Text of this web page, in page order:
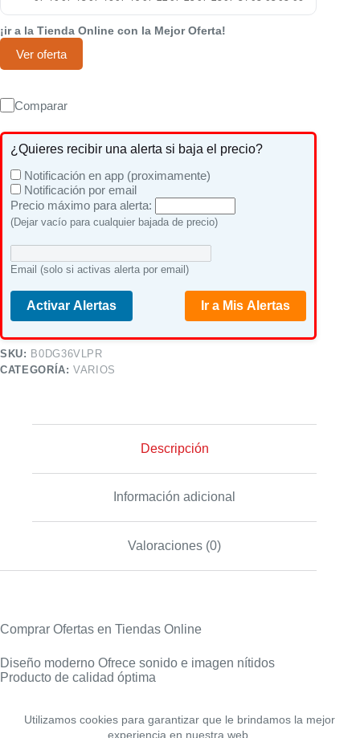
Utilizamos cookies para garantizar que le brindamos la mejor
experiencia en nuestra web.
¡ir a la Tienda Online con la Mejor Oferta!
Ver oferta
Comparar
¿Quieres recibir una alerta si baja el precio?
Notificación en app (proximamente)
Notificación por email
Precio máximo para alerta:
(Dejar vacío para cualquier bajada de precio)
Email (solo si activas alerta por email)
Activar Alertas Ir a Mis Alertas
SKU: B0DG36VLPR
CATEGORÍA:VARIOS
Descripción
Información adicional
Valoraciones (0)
Comprar Ofertas en Tiendas Online
Diseño moderno Ofrece sonido e imagen nítidos
Producto de calidad óptima